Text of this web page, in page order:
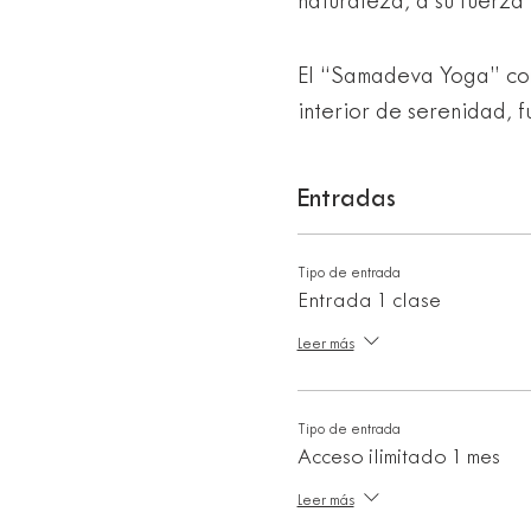
El “Samadeva Yoga”
interior de serenidad,
Las Arkanas son los
transformación”,
secretos. Se dice que
los sistemas orgánicos
Estos movimientos,
liberándolos de
Entradas
Tipo de entrada
Entrada 1 clase
Leer más
Tipo de entrada
Acceso ilimitado 1 mes
Leer más